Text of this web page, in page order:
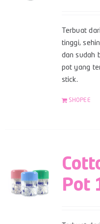
Terbuat
tinggi,
dan sudah
pot yang
stick.
SHOPEE
Pot